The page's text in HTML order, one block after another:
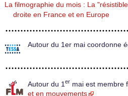
La filmographie du mois : La
droite en France et en Europe
Autour du 1er mai coordonne
Autour du 1 er mai est membre
et en mouvements